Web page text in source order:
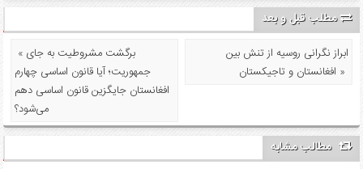
مطلب قبل و بعد
ابراز نگرانی روسیه از تنش بین
افغانستان و تاجیکستان »
« برگشت مشروطیت به جای
جمهوریت؛ آیا قانون اساسی چهارم
افغانستان جایگزین قانون اساسی دهم
می‌شود؟
مطالب مشابه